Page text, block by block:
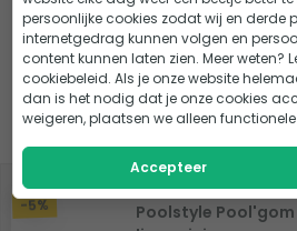
Handleiding Zwembadliner
Slim combineren
-5%
Poolstyle Pool'gom
persoonlijke cookies zodat wij en derde
internetgedrag kunnen volgen en
content kunnen laten zien. Meer weten?
cookiebeleid. Als je onze website
dan is het nodig dat je onze cookies
weigeren, plaatsen we alleen
Accepteer